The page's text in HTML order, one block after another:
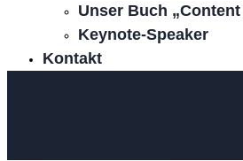
Unser Buch
Keynote-Speaker
Kontakt